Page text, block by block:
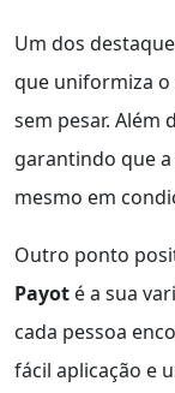
Um dos
que uniformiza o
sem pesar. Além
garantindo que
mesmo em
Outro ponto
Payot é a sua
cada pessoa
fácil aplicação e